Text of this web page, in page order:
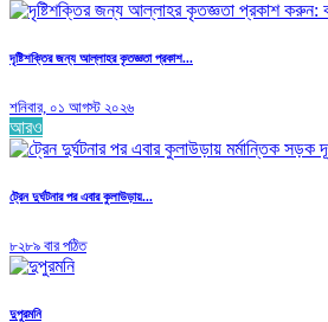
দৃষ্টিশক্তির জন্য আল্লাহর কৃতজ্ঞতা প্রকাশ...
শনিবার, ০১ আগস্ট ২০২৬
আরও
ট্রেন দুর্ঘটনার পর এবার কুলাউড়ায়...
৮২৮৯ বার পঠিত
দুপুরমনি